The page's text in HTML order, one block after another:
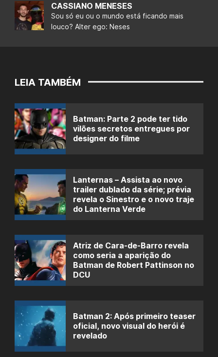
CASSIANO MENESES
Sou só eu ou o mundo está ficando mais
louco? Alter ego: Neses
LEIA TAMBÉM
Batman: Parte 2 pode ter tido
vilões secretos entregues por
designer do filme
Lanternas – Assista ao novo
trailer dublado da série; prévia
revela o Sinestro e o novo traje
do Lanterna Verde
Atriz de Cara-de-Barro revela
como seria a aparição do
Batman de Robert Pattinson no
DCU
Batman 2: Após primeiro teaser
oficial, novo visual do herói é
revelado